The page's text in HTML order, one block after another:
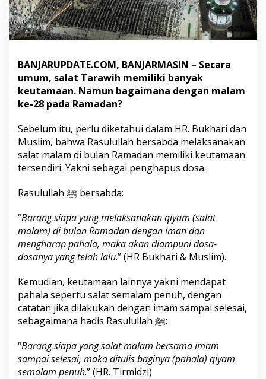
h
M
a
l
m
k
e
-
2
R
a
m
a
d
n
BANJARUPDATE.COM, BANJARMASIN – Secara
umum, salat Tarawih memiliki banyak
keutamaan. Namun bagaimana dengan malam
ke-28 pada Ramadan?
Sebelum itu, perlu diketahui dalam HR. Bukhari dan
Muslim, bahwa Rasulullah bersabda melaksanakan
salat malam di bulan Ramadan memiliki keutamaan
tersendiri. Yakni sebagai penghapus dosa.
Rasulullah ﷺ bersabda:
“Barang siapa yang melaksanakan qiyam (salat
malam) di bulan Ramadan dengan iman dan
mengharap pahala, maka akan diampuni dosa-
dosanya yang telah lalu.” (HR Bukhari & Muslim).
Kemudian, keutamaan lainnya yakni mendapat
pahala sepertu salat semalam penuh, dengan
catatan jika dilakukan dengan imam sampai selesai,
sebagaimana hadis Rasulullah ﷺ:
“Barang siapa yang salat malam bersama imam
sampai selesai, maka ditulis baginya (pahala) qiyam
semalam penuh.” (HR. Tirmidzi)